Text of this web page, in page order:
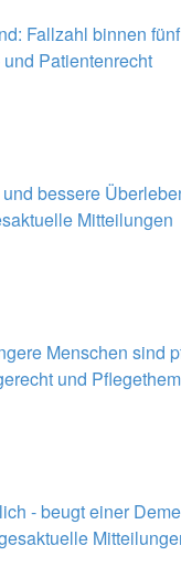
Fallzahl binnen
und Patientenrecht
bessere
Mitteilungen
Menschen sind
und
- beugt einer